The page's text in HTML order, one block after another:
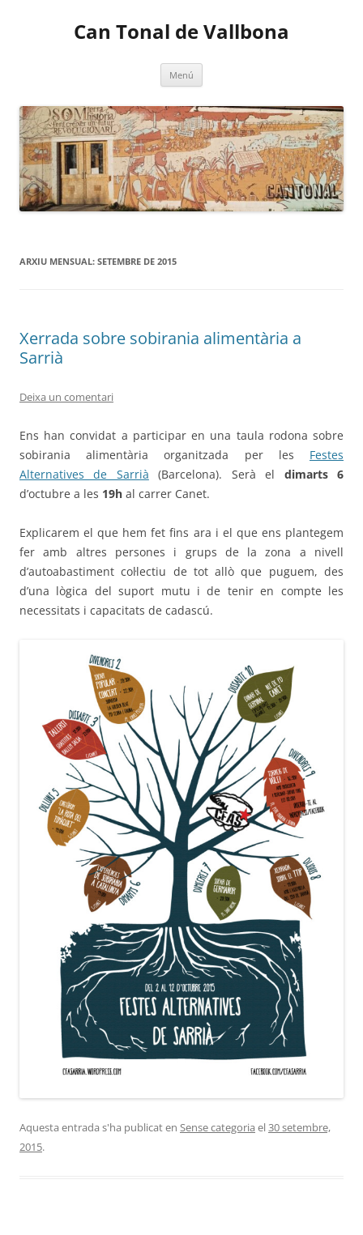
Can Tonal de Vallbona
Menú
ARXIU MENSUAL: SETEMBRE DE 2015
Xerrada sobre sobirania alimentària a
Sarrià
Deixa un comentari
Ens han convidat a participar en una taula rodona sobre
sobirania alimentària organitzada per les Festes
Alternatives de Sarrià (Barcelona). Serà el dimarts 6
d’octubre a les 19h al carrer Canet.
Explicarem el que hem fet fins ara i el que ens plantegem
fer amb altres persones i grups de la zona a nivell
d’autoabastiment col·lectiu de tot allò que puguem, des
d’una lògica del suport mutu i de tenir en compte les
necessitats i capacitats de cadascú.
Aquesta entrada s'ha publicat en Sense categoria el30 setembre,
2015.